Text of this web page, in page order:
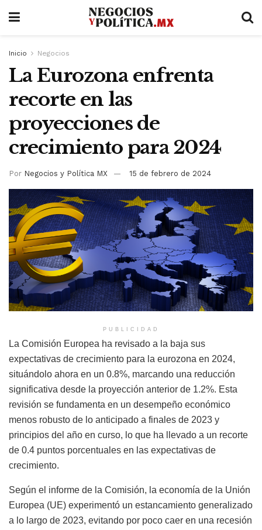
Inicio Negocios
La Eurozona enfrenta
recorte en las
proyecciones de
crecimiento para 2024
Por Negocios y Política MX 15 de febrero de 2024
PUBLICIDAD
La Comisión Europea ha revisado a la baja sus
expectativas de crecimiento para la eurozona en 2024,
situándolo ahora en un 0.8%, marcando una reducción
significativa desde la proyección anterior de 1.2%. Esta
revisión se fundamenta en un desempeño económico
menos robusto de lo anticipado a finales de 2023 y
principios del año en curso, lo que ha llevado a un recorte
de 0.4 puntos porcentuales en las expectativas de
crecimiento.
Según el informe de la Comisión, la economía de la Unión
Europea (UE) experimentó un estancamiento generalizado
a lo largo de 2023, evitando por poco caer en una recesión